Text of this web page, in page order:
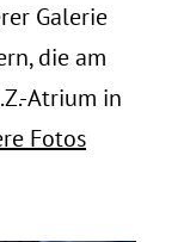
Galerie
die am
Atrium in
Fotos